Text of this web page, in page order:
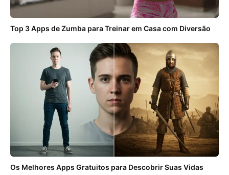
Top 3 Apps de Zumba para Treinar em Casa com Diversão
Os Melhores Apps Gratuitos para Descobrir Suas Vidas